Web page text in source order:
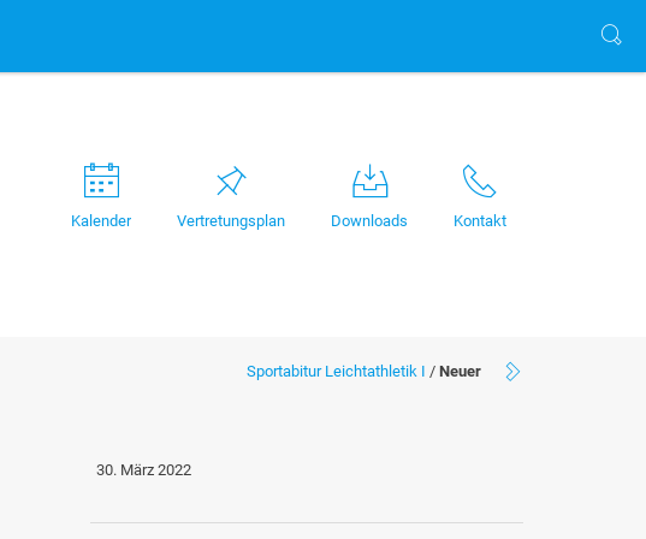
Kalender Vertretungsplan Downloads Kontakt
Sportabitur Leichtathletik I / Neuer
30. März 2022